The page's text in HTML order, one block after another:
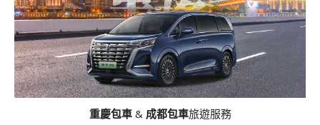
重慶包車& 成都包車旅遊服務